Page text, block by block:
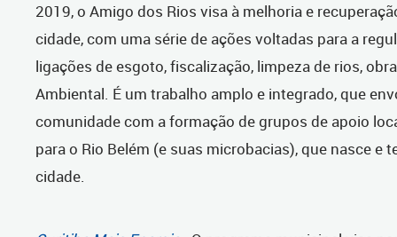
2019, o Amigo dos Rios visa à melhoria e
cidade, com uma série de ações voltadas para a
ligações de esgoto, fiscalização, limpeza de rios,
Ambiental. É um trabalho amplo e integrado, que
comunidade com a formação de grupos de apoio
para o Rio Belém (e suas microbacias), que nasce e
cidade.